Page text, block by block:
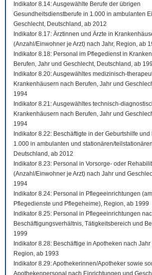
Indikator 8.14: Ausgewählte Berufe der übrigen
Gesundheitsdienstberufe in 1.000 in ambulanten
Geschlecht, Deutschland, ab 2012
Indikator 8.17: Ärztinnen und Ärzte in
(Anzahl/Einwohner je Arzt) nach Jahr, Region, ab
Indikator 8.18: Personal im Pflegedienst in
Berufen, Jahr und Geschlecht, Deutschland, ab
Indikator 8.20: Ausgewähltes medizinisch-
Krankenhäusern nach Berufen, Jahr und
1994
Indikator 8.21: Ausgewähltes technisch-
Krankenhäusern nach Berufen, Jahr und
1994
Indikator 8.22: Beschäftigte in der Geburtshilfe
1.000 in ambulanten und stationären/
Deutschland, ab 2012
Indikator 8.23: Personal in Vorsorge- oder
(Anzahl/Einwohner je Arzt) nach Jahr und
1994
Indikator 8.24: Personal in Pflegeeinrichtungen
Pflegedienste und Pflegeheime), Region, ab 1999
Indikator 8.25: Personal in Pflegeeinrichtungen
Beschäftigungsverhältnis, Tätigkeitsbereich und
1999
Indikator 8.28: Beschäftige in Apotheken nach
Region, ab 1993
Indikator 8.29: Apothekerinnen/Apotheker sowie